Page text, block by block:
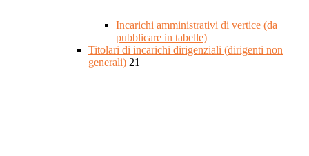
Incarichi amministrativi di vertice (da
pubblicare in tabelle)
Titolari di incarichi dirigenziali (dirigenti non
generali) 21